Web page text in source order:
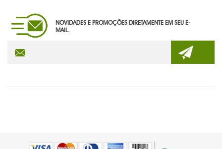
NOVIDADES E PROMOÇÕES DIRETAMENTE EM SEU E-
MAIL.